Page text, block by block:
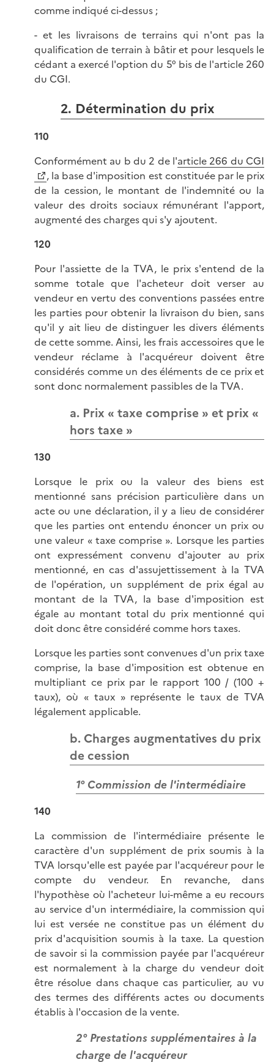
comme indiqué ci-dessus ;
- et les livraisons de terrains qui n'ont pas la
qualification de terrain à bâtir et pour lesquels le
cédant a exercé l'option du 5° bis de l'article 260
du CGI.
2. Détermination du prix
110
Conformément au b du 2 de l'article 266 du CGI
, la base d'imposition est constituée par le prix
de la cession, le montant de l'indemnité ou la
valeur des droits sociaux rémunérant l'apport,
augmenté des charges qui s'y ajoutent.
120
Pour l'assiette de la TVA, le prix s'entend de la
somme totale que l'acheteur doit verser au
vendeur en vertu des conventions passées entre
les parties pour obtenir la livraison du bien, sans
qu'il y ait lieu de distinguer les divers éléments
de cette somme. Ainsi, les frais accessoires que le
vendeur réclame à l'acquéreur doivent être
considérés comme un des éléments de ce prix et
sont donc normalement passibles de la TVA.
a. Prix « taxe comprise » et prix «
hors taxe »
130
Lorsque le prix ou la valeur des biens est
mentionné sans précision particulière dans un
acte ou une déclaration, il y a lieu de considérer
que les parties ont entendu énoncer un prix ou
une valeur « taxe comprise ». Lorsque les parties
ont expressément convenu d'ajouter au prix
mentionné, en cas d'assujettissement à la TVA
de l'opération, un supplément de prix égal au
montant de la TVA, la base d'imposition est
égale au montant total du prix mentionné qui
doit donc être considéré comme hors taxes.
Lorsque les parties sont convenues d'un prix taxe
comprise, la base d'imposition est obtenue en
multipliant ce prix par le rapport 100 / (100 +
taux), où « taux » représente le taux de TVA
légalement applicable.
b. Charges augmentatives du prix
de cession
1° Commission de l'intermédiaire
140
La commission de l'intermédiaire présente le
caractère d'un supplément de prix soumis à la
TVA lorsqu'elle est payée par l'acquéreur pour le
compte du vendeur. En revanche, dans
l'hypothèse où l'acheteur lui-même a eu recours
au service d'un intermédiaire, la commission qui
lui est versée ne constitue pas un élément du
prix d'acquisition soumis à la taxe. La question
de savoir si la commission payée par l'acquéreur
est normalement à la charge du vendeur doit
être résolue dans chaque cas particulier, au vu
des termes des différents actes ou documents
établis à l'occasion de la vente.
2° Prestations supplémentaires à la
charge de l'acquéreur